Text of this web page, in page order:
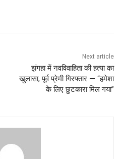
Next article
झंगहा में नवविवाहिता की हत्या का
खुलासा, पूर्व प्रेमी गिरफ्तार — “हमेशा
के लिए छुटकारा मिल गया”